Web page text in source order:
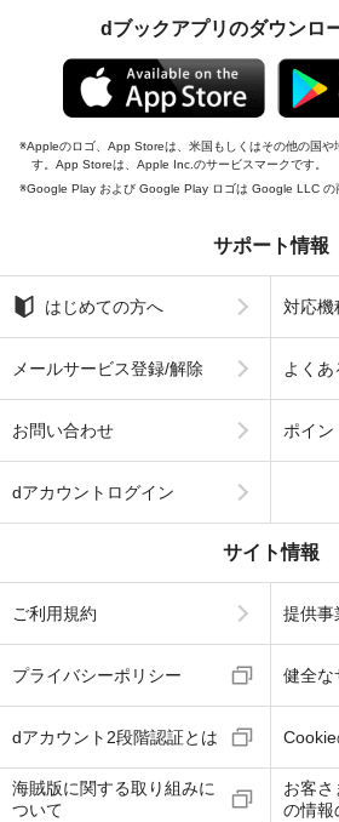
dブックアプリのダウンロ
Appleのロゴ、App Storeは、米国もしくはその他の国
す。App Storeは、Apple Inc.のサービスマークです。
Google Play および Google Play ロゴは Google LLC の
サポート情報
はじめての方へ 対応機
メールサービス登録/解除 よくあ
お問い合わせ ポイン
dアカウントログイン
サイト情報
ご利用規約 提供事
プライバシーポリシー 健全な
dアカウント2段階認証とは
海賊版に関する取り組みに
ついて
お客さ
の情報